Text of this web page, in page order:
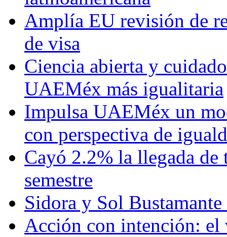
Amplía EU revisión de
de visa
Ciencia abierta y
UAEMéx más igualitaria
Impulsa UAEMéx un
con perspectiva de
Cayó 2.2% la llegada de
semestre
Sidora y Sol
Acción con intención: el